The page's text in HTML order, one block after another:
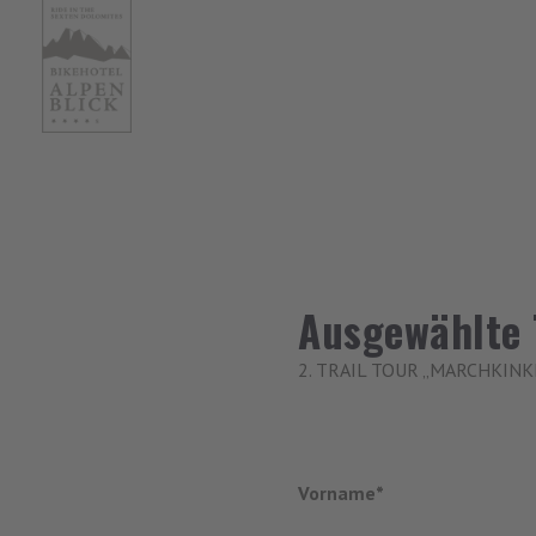
Ausgewählte
2. TRAIL TOUR
Vorname*